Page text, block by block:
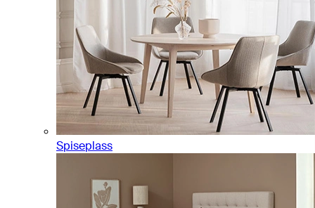
Spiseplass